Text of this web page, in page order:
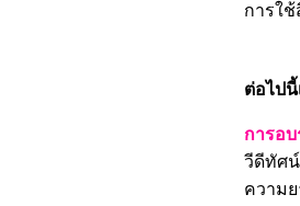
การใ
ต่อไป
การอ
วีดีทัศน์
ความ